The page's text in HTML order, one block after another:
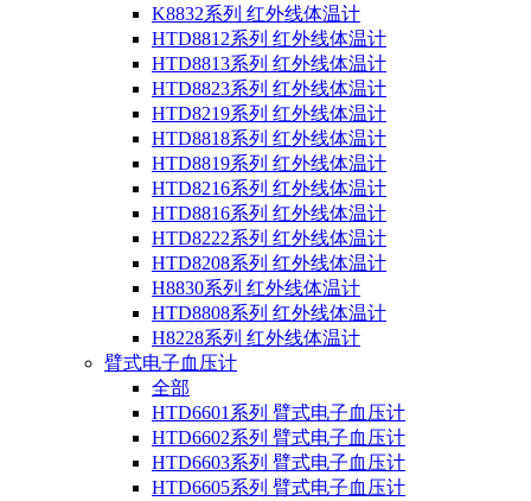
K8832系列 红外线体温计
HTD8812系列 红外线体温计
HTD8813系列 红外线体温计
HTD8823系列 红外线体温计
HTD8219系列 红外线体温计
HTD8818系列 红外线体温计
HTD8819系列 红外线体温计
HTD8216系列 红外线体温计
HTD8816系列 红外线体温计
HTD8222系列 红外线体温计
HTD8208系列 红外线体温计
H8830系列 红外线体温计
HTD8808系列 红外线体温计
H8228系列 红外线体温计
臂式电子血压计
全部
HTD6601系列 臂式电子血压计
HTD6602系列 臂式电子血压计
HTD6603系列 臂式电子血压计
HTD6605系列 臂式电子血压计